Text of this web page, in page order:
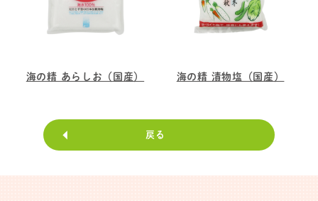
海の精 あらしお（国産） 海の精 漬物塩（国産）
戻る